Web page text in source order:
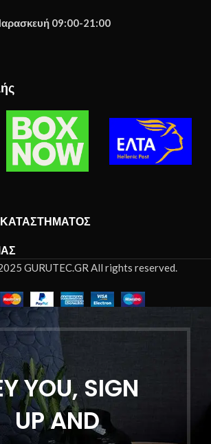
09:00-21:00
ΚΑΤΑΣΤΉΜΑΤΟΣ
GURUTEC.GR All rights reserved.
YOU, SIGN
UP AND